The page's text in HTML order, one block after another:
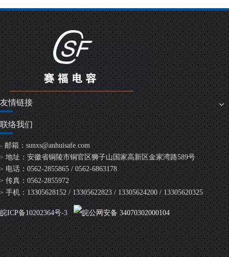
友情链接
联络我们
> 邮箱： sunxs@anhuisafe.com
> 地址：安徽省铜陵市铜官区狮子山国家高新区金家湾路589号
> 电话：0562-2855865 / 0562-6863178
> 传真：0562-2855972
> 手机：13305628152 / 13305622823 / 13305624200 / 13305620325
皖ICP备10202364号-3 皖公网安备 34070302000104